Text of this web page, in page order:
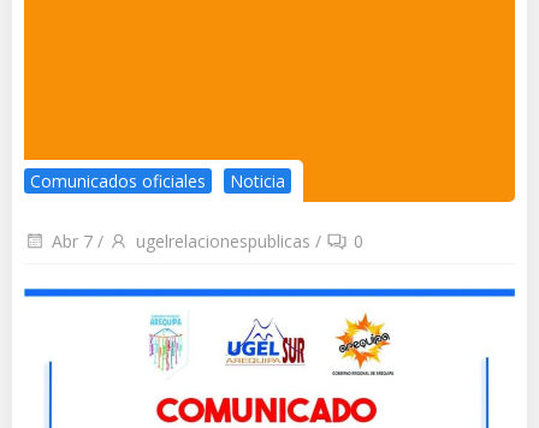
Comunicados oficiales Noticia
Abr 7 / ugelrelacionespublicas / 0